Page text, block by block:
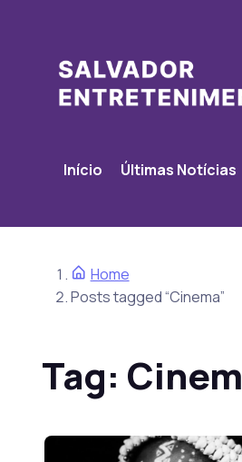
Início Últimas Notícias
Home
Posts tagged “Cinema”
Tag: